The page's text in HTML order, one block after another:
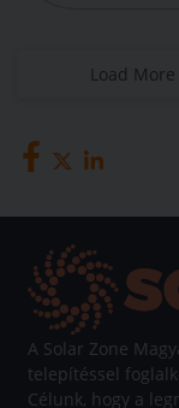
Load More
A Solar Zone
telepítéssel
Célunk, hogy a